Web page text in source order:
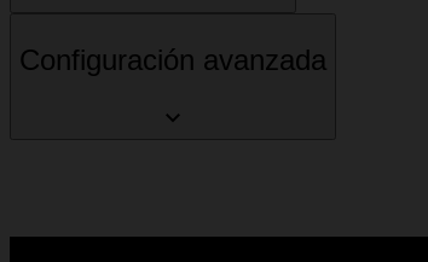
Configuración avanzada